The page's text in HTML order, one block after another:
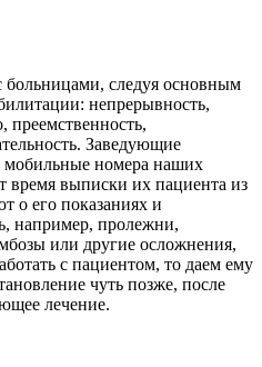
больницами, следуя основным
непрерывность,
преемственность,
Заведующие
мобильные номера наших
время выписки их пациента из
о его показаниях и
например, пролежни,
или другие осложнения,
с пациентом, то даем ему
чуть позже, после
лечение.